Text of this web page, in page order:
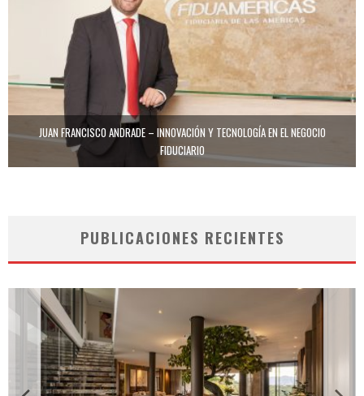
JUAN FRANCISCO ANDRADE – INNOVACIÓN Y TECNOLOGÍA EN EL NEGOCIO
FIDUCIARIO
PUBLICACIONES RECIENTES